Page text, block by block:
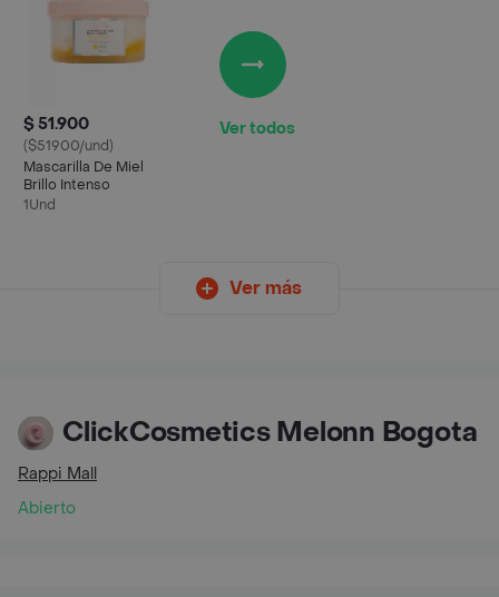
$ 51.900
($51900/und)
Mascarilla De Miel
Brillo Intenso
1Und
Ver todos
Ver más
ClickCosmetics Melonn Bogota
Rappi Mall
Abierto